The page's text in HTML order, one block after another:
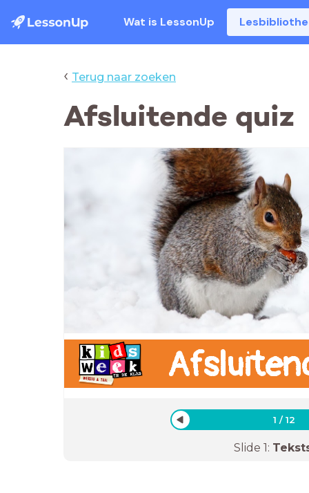
Wat is LessonUp
‹ Terug naar zoeken
Afsluitende quiz
1 /12
Slide 1: